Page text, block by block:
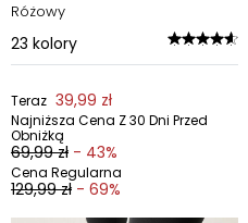
Różowy
23 kolory
Teraz 39,99 zł
Najniższa Cena Z 30 Dni Przed
Obniżką
69,99 zł - 43%
Cena Regularna
129,99 zł - 69%